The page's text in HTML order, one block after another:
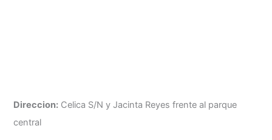
Direccion: Celica S/N y Jacinta Reyes frente al parque
central